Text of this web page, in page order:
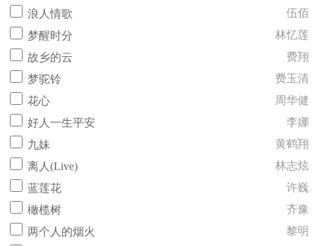
浪人情歌
伍佰
梦醒时分
林忆莲
故乡的云
费翔
梦驼铃
费玉清
花心
周华健
好人一生平安
李娜
九妹
黄鹤翔
离人(Live)
林志炫
蓝莲花
许巍
橄榄树
齐豫
两个人的烟火
黎明